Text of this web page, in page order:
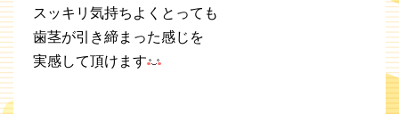
スッキリ気持ちよくとっても
歯茎が引き締まった感じを
実感して頂けます